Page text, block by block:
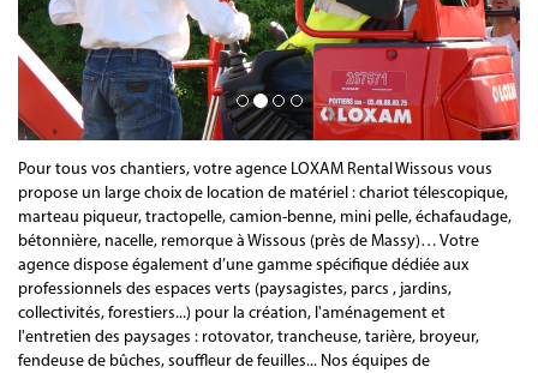
Pour tous vos chantiers, votre agence LOXAM Rental Wissous vous
propose un large choix de location de matériel : chariot télescopique,
marteau piqueur, tractopelle, camion-benne, mini pelle, échafaudage,
bétonnière, nacelle, remorque à Wissous (près de Massy)… Votre
agence dispose également d’une gamme spécifique dédiée aux
professionnels des espaces verts (paysagistes, parcs , jardins,
collectivités, forestiers...) pour la création, l'aménagement et
l'entretien des paysages : rotovator, trancheuse, tarière, broyeur,
fendeuse de bûches, souffleur de feuilles... Nos équipes de